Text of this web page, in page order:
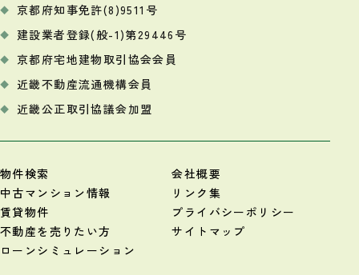
京都府知事免許(8)9511号
建設業者登録(般-1)第29446号
京都府宅地建物取引協会会員
近畿不動産流通機構会員
近畿公正取引協議会加盟
物件検索
中古マンション情報
賃貸物件
不動産を売りたい方
ローンシミュレーション
会社概要
リンク集
プライバシーポリシー
サイトマップ